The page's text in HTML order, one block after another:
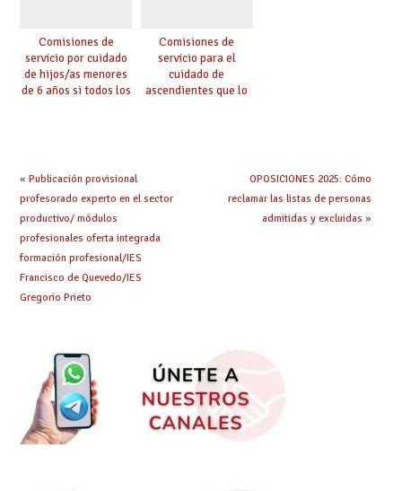
Comisiones de
servicio por cuidado
de hijos/as menores
de 6 años si todos los
Comisiones de
servicio para el
cuidado de
ascendientes que lo
« Publicación provisional
profesorado experto en el sector
productivo/ módulos
profesionales oferta integrada
formación profesional/IES
Francisco de Quevedo/IES
Gregorio Prieto
OPOSICIONES 2025: Cómo
reclamar las listas de personas
admitidas y excluidas »